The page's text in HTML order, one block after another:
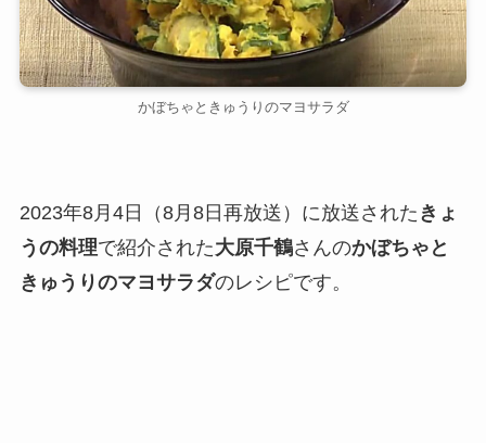
かぼちゃときゅうりのマヨサラダ
2023年8月4日（8月8日再放送）に放送された きょ
うの料理で紹介された大原千鶴さんのかぼちゃと
きゅうりのマヨサラダのレシピです。